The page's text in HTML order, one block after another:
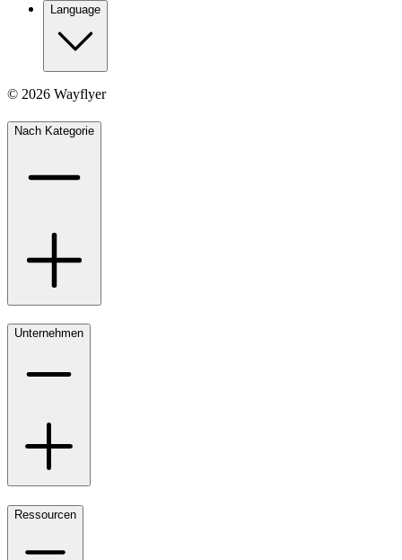
Language
© 2026 Wayflyer
Nach Kategorie
Unternehmen
Ressourcen